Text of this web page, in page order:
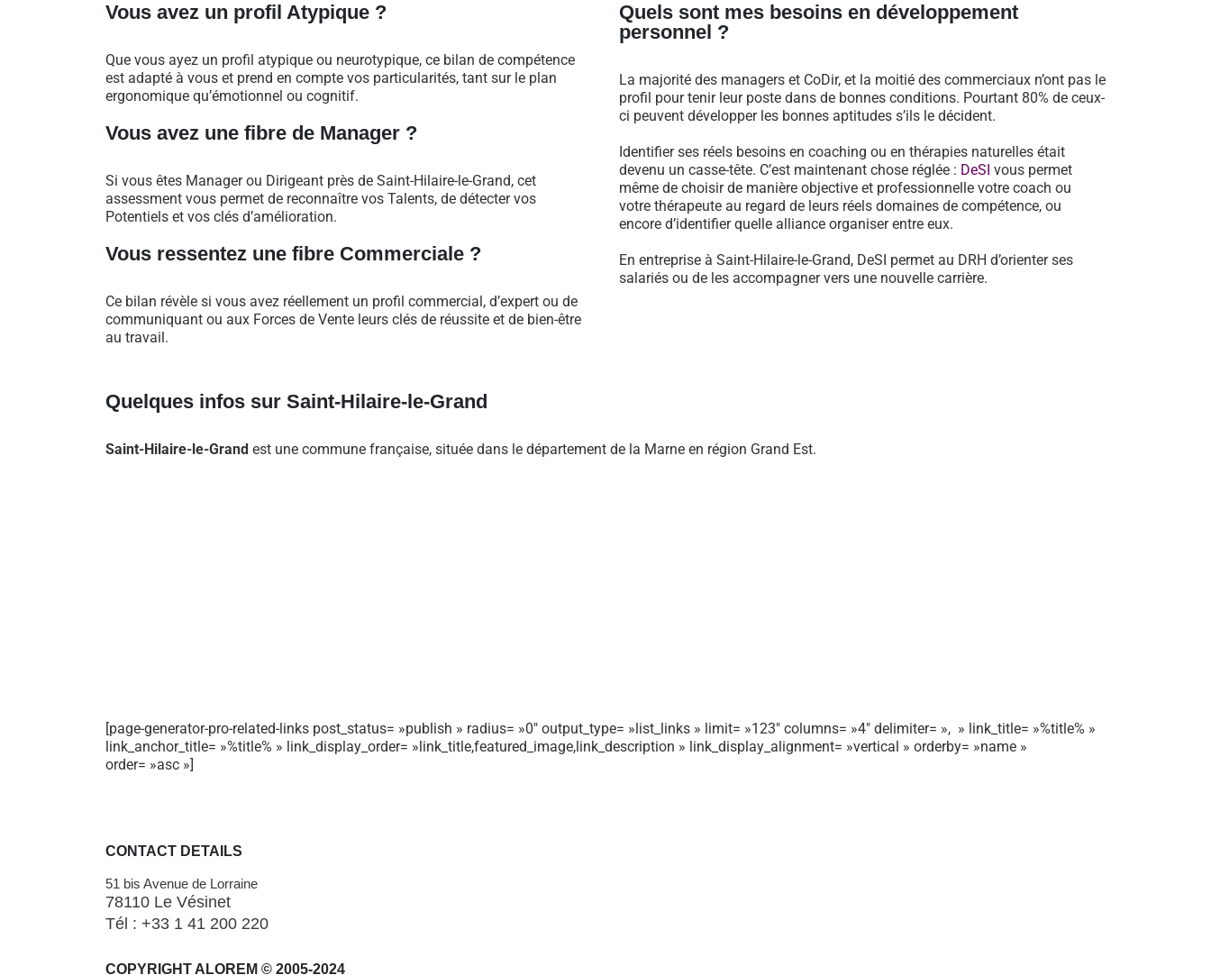
Vous avez un profil Atypique ?
Que vous ayez un profil atypique ou neurotypique, ce bilan de compétence
est adapté à vous et prend en compte vos particularités, tant sur le plan
ergonomique qu’émotionnel ou cognitif.
Vous avez une fibre de Manager ?
Si vous êtes Manager ou Dirigeant près de Saint-Hilaire-le-Grand, cet
assessment vous permet de reconnaître vos Talents, de détecter vos
Potentiels et vos clés d’amélioration.
Vous ressentez une fibre Commerciale ?
Ce bilan révèle si vous avez réellement un profil commercial, d’expert ou de
communiquant ou aux Forces de Vente leurs clés de réussite et de bien-être
au travail.
Quels sont mes besoins en développement
personnel ?
La majorité des managers et CoDir, et la moitié des commerciaux n’ont pas le
profil pour tenir leur poste dans de bonnes conditions. Pourtant 80% de ceux-
ci peuvent développer les bonnes aptitudes s’ils le décident.
Identifier ses réels besoins en coaching ou en thérapies naturelles était
devenu un casse-tête. C’est maintenant chose réglée : DeSI vous permet
même de choisir de manière objective et professionnelle votre coach ou
votre thérapeute au regard de leurs réels domaines de compétence, ou
encore d’identifier quelle alliance organiser entre eux.
En entreprise à Saint-Hilaire-le-Grand, DeSI permet au DRH d’orienter ses
salariés ou de les accompagner vers une nouvelle carrière.
Quelques infos sur Saint-Hilaire-le-Grand
Saint-Hilaire-le-Grand est une commune française, située dans le département de la Marne en région Grand Est.
[page-generator-pro-related-links post_status= »publish » radius= »0″ output_type= »list_links » limit= »123″ columns= »4″ delimiter= », » link_title= »%title% »
link_anchor_title= »%title% » link_display_order= »link_title,featured_image,link_description » link_display_alignment= »vertical » orderby= »name »
order= »asc »]
CONTACT DETAILS
51 bis Avenue de Lorraine
78110 Le Vésinet
Tél : +33 1 41 200 220
COPYRIGHT ALOREM © 2005-2024